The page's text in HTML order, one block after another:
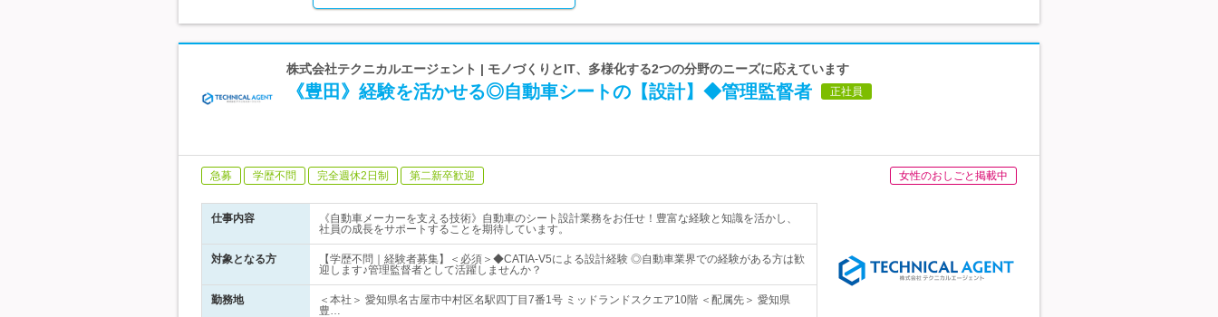
株式会社テクニカルエージェント | モノづくりとIT、多様化する2つの分野のニーズに応えています
《豊田》経験を活かせる◎自動車シートの【設計】◆管理監督者 正社員
急募 学歴不問 完全週休2日制 第二新卒歓迎 女性のおしごと掲載中
仕事内容
《自動車メーカーを支える技術》自動車のシート設計業務をお任せ！豊富な経験と知識を活かし、
社員の成長をサポートすることを期待しています。
対象となる方
【学歴不問｜経験者募集】＜必須＞◆CATIA-V5による設計経験 ◎自動車業界での経験がある方は歓
迎します♪管理監督者として活躍しませんか？
勤務地
＜本社＞ 愛知県名古屋市中村区名駅四丁目7番1号 ミッドランドスクエア10階 ＜配属先＞ 愛知県
豊…